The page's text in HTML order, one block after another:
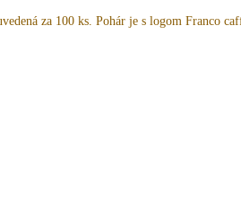
za 100 ks. Pohár je s logom Franco